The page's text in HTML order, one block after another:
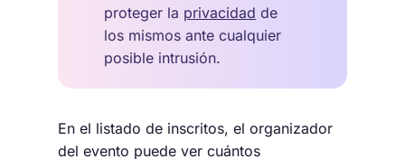
proteger la privacidad de
los mismos ante cualquier
posible intrusión.
En el listado de inscritos, el organizador
del evento puede ver cuántos